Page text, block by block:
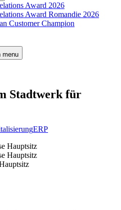
Award 2026
Award Romandie 2026
Customer Champion
menu
Stadtwerk für
ERP